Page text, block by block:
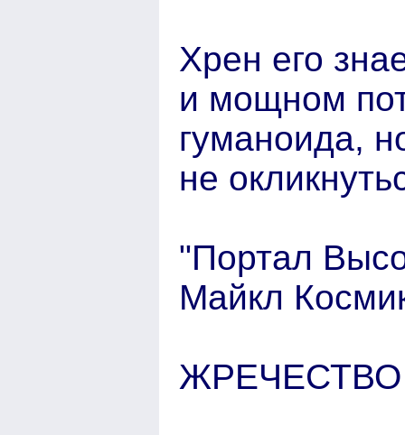
Хрен его
и мощном
гуманоида,
не
"Портал
Майкл